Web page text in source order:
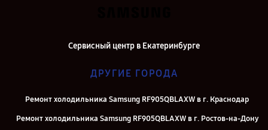
Сервисный центр в Екатеринбурге
ДРУГИЕ ГОРОДА
Ремонт холодильника Samsung RF905QBLAXW в г. Краснодар
Ремонт холодильника Samsung RF905QBLAXW в г. Ростов-на-Дону